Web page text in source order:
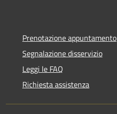
Prenotazione appuntamento
Segnalazione disservizio
Leggi le FAQ
Richiesta assistenza